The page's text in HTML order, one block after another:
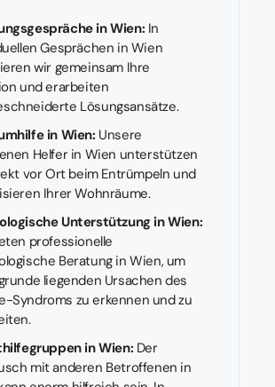
in Wien: In
Gesprächen in Wien
wir gemeinsam Ihre
und erarbeiten
Lösungsansätze.
in Wien: Unsere
Helfer in Wien unterstützen
vor Ort beim Entrümpeln und
Ihrer Wohnräume.
Unterstützung in Wien:
professionelle
Beratung in Wien, um
liegenden Ursachen des
Syndroms zu erkennen und zu
in Wien: Der
mit anderen Betroffenen in